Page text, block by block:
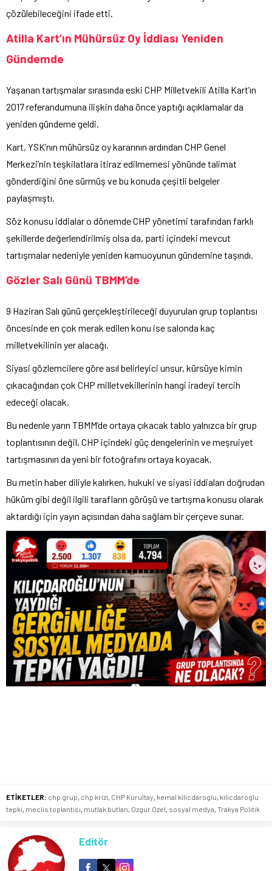
çözülebileceğini ifade etti.
Atilla Kart’ın Mühürsüz Oy İddiası Yeniden
Gündemde
Yaşanan tartışmalar sırasında eski CHP Milletvekili Atilla Kart’ın
2017 referandumuna ilişkin daha önce yaptığı açıklamalar da
yeniden gündeme geldi.
Kart, YSK’nın mühürsüz oy kararının ardından CHP Genel
Merkezi’nin teşkilatlara itiraz edilmemesi yönünde talimat
gönderdiğini öne sürmüş ve bu konuda çeşitli belgeler
paylaşmıştı.
Söz konusu iddialar o dönemde CHP yönetimi tarafından farklı
şekillerde değerlendirilmiş olsa da, parti içindeki mevcut
tartışmalar nedeniyle yeniden kamuoyunun gündemine taşındı.
Gözler Salı Günü TBMM’de
9 Haziran Salı günü gerçekleştirileceği duyurulan grup toplantısı
öncesinde en çok merak edilen konu ise salonda kaç
milletvekilinin yer alacağı.
Siyasi gözlemcilere göre asıl belirleyici unsur, kürsüye kimin
çıkacağından çok CHP milletvekillerinin hangi iradeyi tercih
edeceği olacak.
Bu nedenle yarın TBMM’de ortaya çıkacak tablo yalnızca bir grup
toplantısının değil, CHP içindeki güç dengelerinin ve meşruiyet
tartışmasının da yeni bir fotoğrafını ortaya koyacak.
Bu metin haber diliyle kalırken, hukuki ve siyasi iddiaları doğrudan
hüküm gibi değil ilgili tarafların görüşü ve tartışma konusu olarak
aktardığı için yayın açısından daha sağlam bir çerçeve sunar.
ETİKETLER: chp grup, chp krizi, CHP Kurultay, kemal kilicdaroglu, kilicdaroglu
tepki, meclis toplantisi, mutlak butlan, Ozgur Ozel, sosyal medya, Trakya Politik
Editör